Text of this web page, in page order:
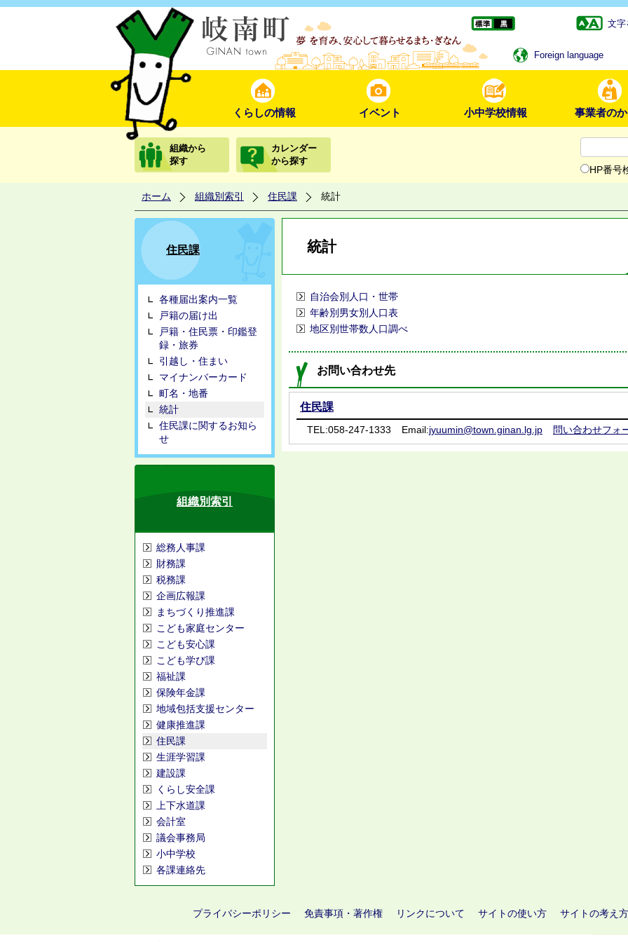
文字
Foreign language
くらしの情報 イベント 小中学校情報 事業者の
組織から
探す
カレンダー
から探す
HP番号
ホーム 組織別索引 住民課 統計
住民課
各種届出案内一覧
戸籍の届け出
戸籍・住民票・印鑑登
録・旅券
引越し・住まい
マイナンバーカード
町名・地番
統計
住民課に関するお知ら
せ
組織別索引
総務人事課
財務課
税務課
企画広報課
まちづくり推進課
こども家庭センター
こども安心課
こども学び課
福祉課
保険年金課
地域包括支援センター
健康推進課
住民課
生涯学習課
建設課
くらし安全課
上下水道課
会計室
議会事務局
小中学校
各課連絡先
統計
自治会別人口・世帯
年齢別男女別人口表
地区別世帯数人口調べ
お問い合わせ先
住民課
TEL:058-247-1333 Email:jyuumin@town.ginan.lg.jp 問い合わせフォ
プライバシーポリシー 免責事項・著作権 リンクについて サイトの使い方 サイトの考え方